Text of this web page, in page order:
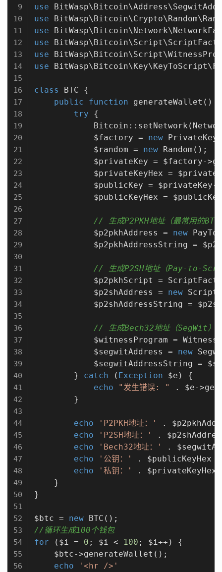
9
10
11
12
13
14
15
16
17
18
19
20
21
22
23
24
25
26
27
28
29
30
31
32
33
34
35
36
37
38
39
40
41
42
43
44
45
46
47
48
49
50
51
52
53
54
55
56
use
BitWasp\Bitcoin\Address\
use
BitWasp\Bitcoin\Crypto\Random\
use
BitWasp\Bitcoin\Network\
use
BitWasp\Bitcoin\Script\
use
BitWasp\Bitcoin\Script\
use
BitWasp\Bitcoin\Key\KeyToScript\
class BTC
{
public
function generateWallet ()
try {
            $factory =
new
            $random =
new Random();
$privateKey = $factory-
$privateKeyHex =
$publicKey = $privateKey-
$publicKeyHex =
// 生成P2PKH地址（最常用的BTC
            $p2pkhAddress =
new
$p2pkhAddressString =
// 生成P2SH地址（Pay-to-
$p2pkhScript =
            $p2shAddress =
new
$p2shAddressString =
// 生成Bech32地址（SegWit）
$witnessProgram =
            $segwitAddress =
new
$segwitAddressString =
        }
catch ( Exception $e) {
echo
"发生错误: "
. $e-
        }
echo 'P2PKH地址：'
.
echo
'P2SH地址：'
.
echo
'Bech32地址：'
.
echo
'公钥：'
. $publicKeyHex
echo
'私钥：'
.
    }
}
$btc = new
//循环生成100个钱包
for ($i = 0 ; $i < 100 ; $i++) {
    $btc->generateWallet();
echo
'<hr />'